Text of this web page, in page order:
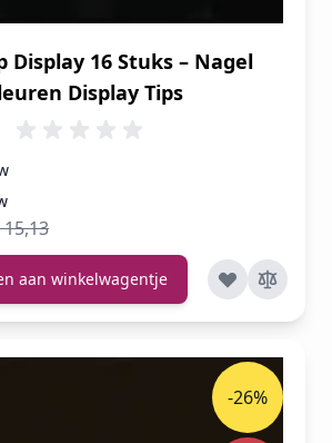
Display 16 Stuks – Nagel
Display Tips
15,13
aan winkelwagentje
-26%